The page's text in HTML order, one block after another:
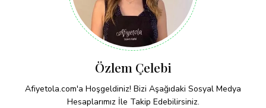
Özlem Çelebi
Afiyetola.com'a Hoşgeldiniz! Bizi Aşağıdaki Sosyal Medya
Hesaplarımız İle Takip Edebilirsiniz.